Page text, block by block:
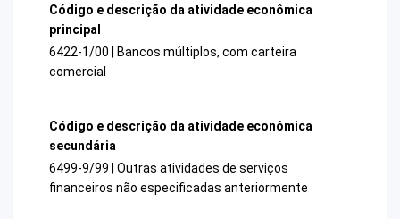
Código e descrição da atividade econômica
principal
6422-1/00 | Bancos múltiplos, com carteira
comercial
Código e descrição da atividade econômica
secundária
6499-9/99 | Outras atividades de serviços
financeiros não especificadas anteriormente